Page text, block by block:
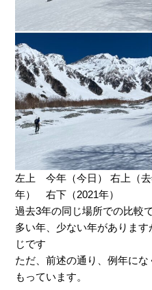
左上 今年（今日） 右上（
年） 右下（2021年）
過去3年の同じ場所での比較で
多い年、少ない年がありま
じです
ただ、前述の通り、例年に
もっています。